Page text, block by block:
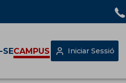
SECAMPUS Iniciar Sessió